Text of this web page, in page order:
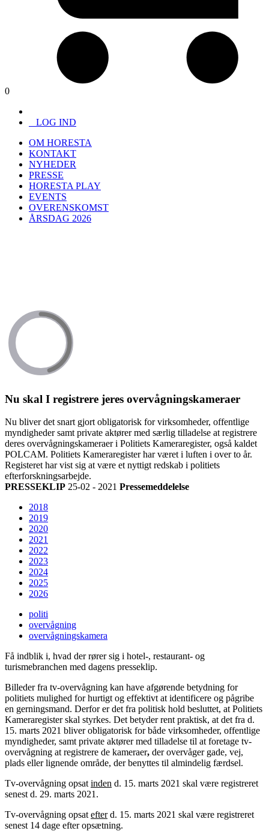
0
LOG IND
OM HORESTA
KONTAKT
NYHEDER
PRESSE
HORESTA PLAY
EVENTS
OVERENSKOMST
ÅRSDAG 2026
Nu skal I registrere jeres overvågningskameraer
Nu bliver det snart gjort obligatorisk for virksomheder, offentlige
myndigheder samt private aktører med særlig tilladelse at registrere
deres overvågningskameraer i Politiets Kameraregister, også kaldet
POLCAM. Politiets Kameraregister har været i luften i over to år.
Registeret har vist sig at være et nyttigt redskab i politiets
efterforskningsarbejde.
PRESSEKLIP 25-02 - 2021 Pressemeddelelse
2018
2019
2020
2021
2022
2023
2024
2025
2026
politi
overvågning
overvågningskamera
Få indblik i, hvad der rører sig i hotel-, restaurant- og
turismebranchen med dagens presseklip.
Billeder fra tv-overvågning kan have afgørende betydning for
politiets mulighed for hurtigt og effektivt at identificere og pågribe
en gerningsmand. Derfor er det fra politisk hold besluttet, at Politiets
Kameraregister skal styrkes. Det betyder rent praktisk, at det fra d.
15. marts 2021 bliver obligatorisk for både virksomheder, offentlige
myndigheder, samt private aktører med tilladelse til at foretage tv-
overvågning at registrere de kameraer, der overvåger gade, vej,
plads eller lignende område, der benyttes til almindelig færdsel.
Tv-overvågning opsatinden d. 15. marts 2021 skal være registreret
senest d. 29. marts 2021.
Tv-overvågning opsatefterd. 15. marts 2021 skal være registreret
senest 14 dage efter opsætning.